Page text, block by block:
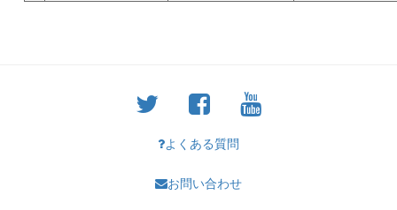
よくある質問
お問い合わせ